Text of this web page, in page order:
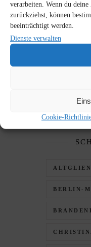
verarbeiten. Wenn du
zurückziehst, können
beeinträchtigt werden.
Dienste verwalten
Cookie-
BERLIN-